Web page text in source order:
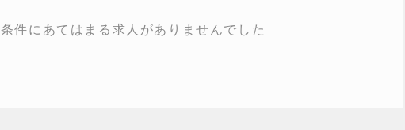
条件にあてはまる求人がありませんでした